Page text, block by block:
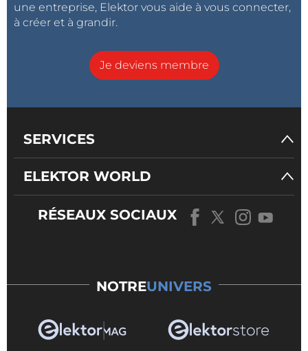
une entreprise, Elektor vous aide à vous connecter,
à créer et à grandir.
Je deviens membre
SERVICES
ELEKTOR WORLD
RÉSEAUX SOCIAUX
NOTREUNIVERS